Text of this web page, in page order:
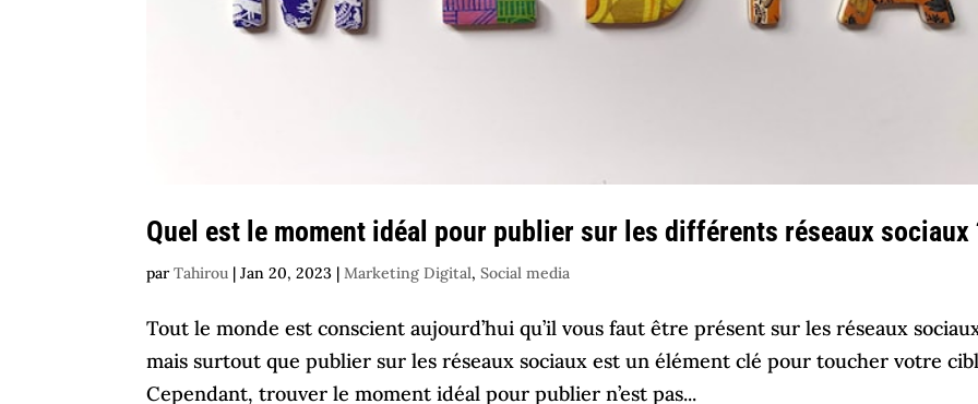
Quel est le moment idéal pour publier sur les différents réseaux sociaux
parTahirou |Jan 20, 2023 |Marketing Digital,Social media
Tout le monde est conscient aujourd’hui qu’il vous faut être présent sur les réseaux
mais surtout que publier sur les réseaux sociaux est un élément clé pour toucher votre
Cependant, trouver le moment idéal pour publier n’est pas...